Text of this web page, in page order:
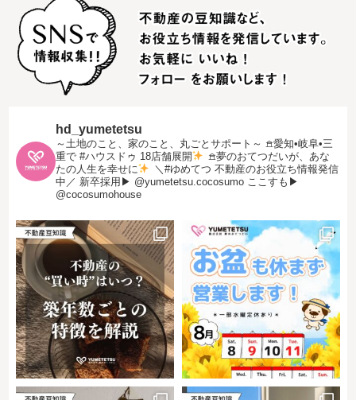
hd_yumetetsu
～土地のこと、家のこと、丸ごとサポート～ 𖠿愛知•岐阜•三
重で #ハウスドゥ 18店舗展開
𖠿夢のおてつだいが、あな
たの人生を幸せに
＼#ゆめてつ 不動産のお役立ち情報発信
中／ 新卒採用▶︎ @yumetetsu.cocosumo ここすも▶︎
@cocosumohouse